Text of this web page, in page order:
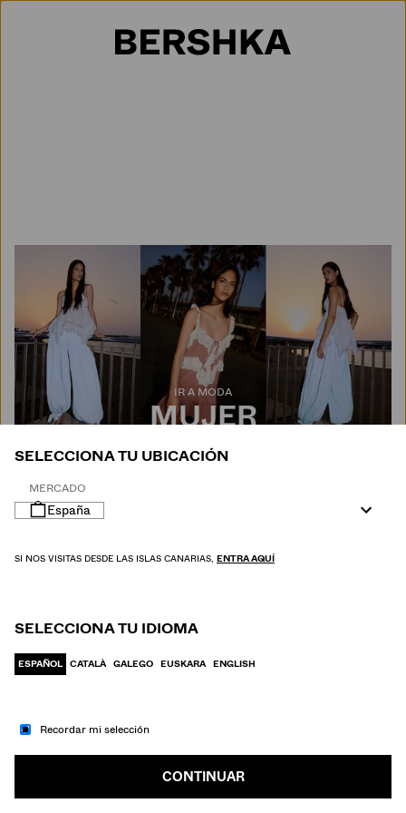
Selección de país
IR A MODA
MUJER
HOMBRE
SELECCIONA TU UBICACIÓN
MERCADO
España
SI NOS VISITAS DESDE LAS ISLAS CANARIAS, ENTRA AQUÍ
SELECCIONA TU IDIOMA
ESPAÑOL CATALÀ GALEGO EUSKARA ENGLISH
Recordar mi selección
CONTINUAR